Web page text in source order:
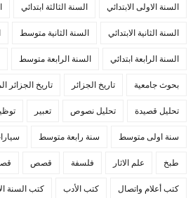
السنة الاولى الابتدائي السنة الثالثة ابتدائي
السنة الثانية الابتدائي السنة الثانية متوسط
السنة الرابعة ابتدائي السنة الرابعة متوسط
بحوث جامعية تاريخ الجزائر تاريخ الجزائر
تحليل قصيدة تحليل نصوص تعبير
سنة اولى متوسط سنة رابعة متوسط
طبخ علم الاثار فلسفة قصص
كتب أعلام واتصال كتب الأدب كتب السنة